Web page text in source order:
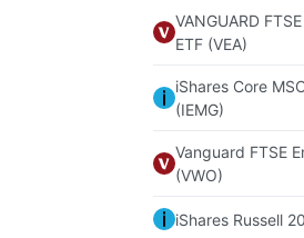
VANGUARD
ETF (VEA)
iShares Core
(IEMG)
Vanguard FTSE
(VWO)
iShares Russell